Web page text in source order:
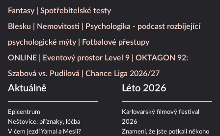
Fantasy
Spotřebitelské testy
Blesku
Nemovitosti
Psychologika - podcast rozbíjející
psychologické mýty
Fotbalové přestupy
ONLINE
Eventový prostor Level 9
OKTAGON 92:
Szabová vs. Pudilová
Chance Liga 2026/27
Aktuálně
Epicentrum
Neštovice: příznaky, léčba
V čem jezdí Yamal a Mesii?
Léto 2026
Karlovarský filmový festival
2026
Znamení, že jste potkali někoho